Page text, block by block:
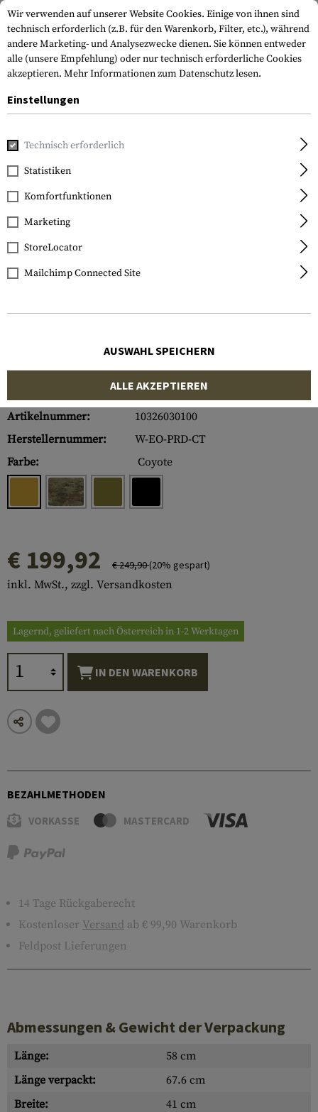
Home Ausrüstung
Warrior
Predator Pack
Artikelnummer:
10326030100
Herstellernummer:
W-EO-PRD-CT
Farbe:
Coyote
€ 199,92 € 249,90(20% gespart)
inkl. MwSt., zzgl. Versandkosten
Lagernd, geliefert nach Österreich in 1-2 Werktagen
IN DEN WARENKORB
BEZAHLMETHODEN
VORKASSE MASTERCARD
14 Tage Rückgaberecht
Kostenloser Versand ab € 99,90 Warenkorb
Feldpost Lieferungen
Abmessungen & Gewicht der Verpackung
Länge:
58 cm
Länge verpackt:
67.6 cm
Breite:
41 cm
Wir verwenden auf unserer Website Cookies. Einige von ihnen sind
technisch erforderlich (z.B. für den Warenkorb, Filter, etc.), während
andere Marketing- und Analysezwecke dienen. Sie können entweder
alle (unsere Empfehlung) oder nur technisch erforderliche Cookies
akzeptieren. Mehr Informationen zum Datenschutz lesen.
Einstellungen
Technisch erforderlich
Statistiken
Komfortfunktionen
Marketing
StoreLocator
Mailchimp Connected Site
AUSWAHL SPEICHERN
ALLE AKZEPTIEREN